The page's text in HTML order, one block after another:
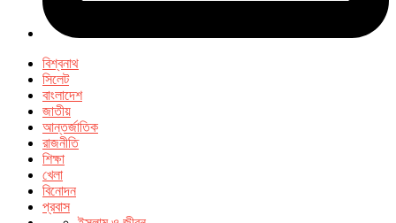
বিশ্বনাথ
সিলেট
বাংলাদেশ
জাতীয়
আন্তর্জাতিক
রাজনীতি
শিক্ষা
খেলা
বিনোদন
প্রবাস